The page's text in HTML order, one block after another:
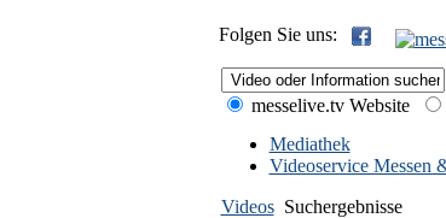
Folgen Sie uns:
messelive.tv Website
Mediathek
Videoservice Messen
Videos Suchergebnisse